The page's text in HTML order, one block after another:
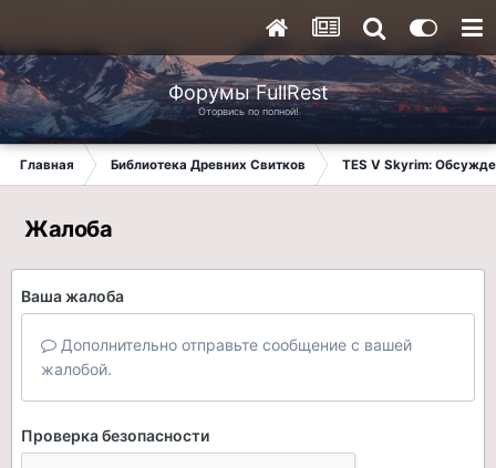
Форумы FullRest
Оторвись по полной!
Главная Библиотека Древних Свитков TES V Skyrim:
Жалоба
Ваша жалоба
Дополнительно отправьте сообщение с вашей
жалобой.
Проверка безопасности